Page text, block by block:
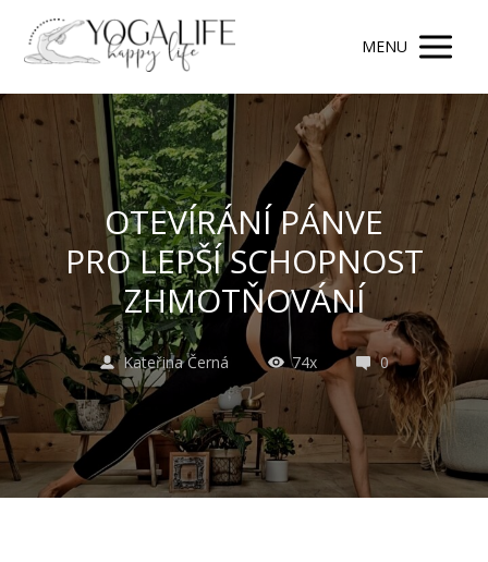
MENU
OTEVÍRÁNÍ PÁNVE
PRO LEPŠÍ SCHOPNOST
ZHMOTŇOVÁNÍ
Kateřina Černá 74x 0